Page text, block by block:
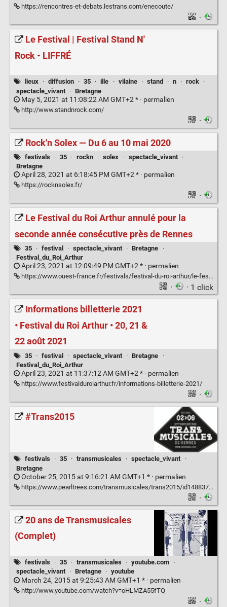
https://rencontres-et-debats.lestrans.com/enecoute/
·
Le Festival | Festival Stand N'
Rock - LIFFRÉ
lieux · diffusion · 35 · ille · vilaine · stand · n · rock ·
spectacle_vivant
· Bretagne
May 5, 2021 at 11:08:22 AM GMT+2 * · permalien
http://www.standnrock.com/
·
Rock'n Solex — Du 6 au 10 mai 2020
festivals · 35 · rockn · solex · spectacle_vivant
·
Bretagne
April 28, 2021 at 6:18:45 PM GMT+2 * · permalien
https://rocknsolex.fr/
·
Le Festival du Roi Arthur annulé pour la
seconde année consécutive près de Rennes
35 · festival · spectacle_vivant · Bretagne
·
Festival_du_Roi_Arthur
April 23, 2021 at 12:09:49 PM GMT+2 * · permalien
https://www.ouest-france.fr/festivals/festival-du-roi-arthur/le-festival-du-roi-arthur-annule-pour-la-seconde-annee-consecutive-pres-de-rennes-c7d3ab08-a415-11eb-89d2-4228b9c9be91
· · 1 click
Informations billetterie 2021
• Festival du Roi Arthur • 20, 21 &
22 août 2021
35 · festival · spectacle_vivant · Bretagne
·
Festival_du_Roi_Arthur
April 23, 2021 at 11:37:12 AM GMT+2 * · permalien
https://www.festivalduroiarthur.fr/informations-billetterie-2021/
·
#Trans2015
festivals · 35 · transmusicales · spectacle_vivant
·
Bretagne
October 25, 2015 at 9:16:21 AM GMT+1 * · permalien
https://www.pearltrees.com/transmusicales/trans2015/id14883781
·
20 ans de Transmusicales
(Complet)
festivals · 35 · transmusicales · youtube.com
·
spectacle_vivant
· Bretagne · youtube
March 24, 2015 at 9:25:43 AM GMT+1 * · permalien
http://www.youtube.com/watch?v=oHLMZA55fTQ
·